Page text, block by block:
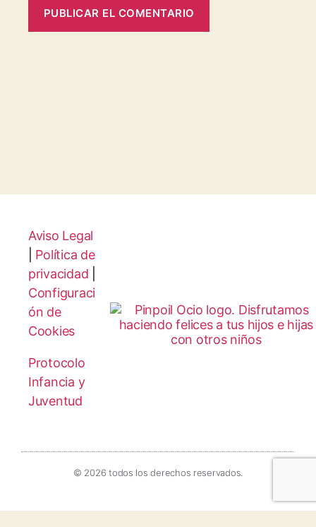
Aviso Legal
Política de
privacidad
Configuraci
ón de
Cookies
Protocolo
Infancia y
Juventud
© 2026 todos los derechos reservados.